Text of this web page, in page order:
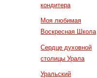
кондитера
Моя любимая
Воскресная Школа
Сердце духовной
столицы Урала
Уральский